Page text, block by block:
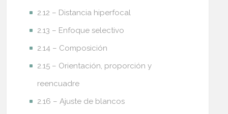
2.12 – Distancia hiperfocal
2.13 – Enfoque selectivo
2.14 – Composición
2.15 – Orientación, proporción y
reencuadre
2.16 – Ajuste de blancos